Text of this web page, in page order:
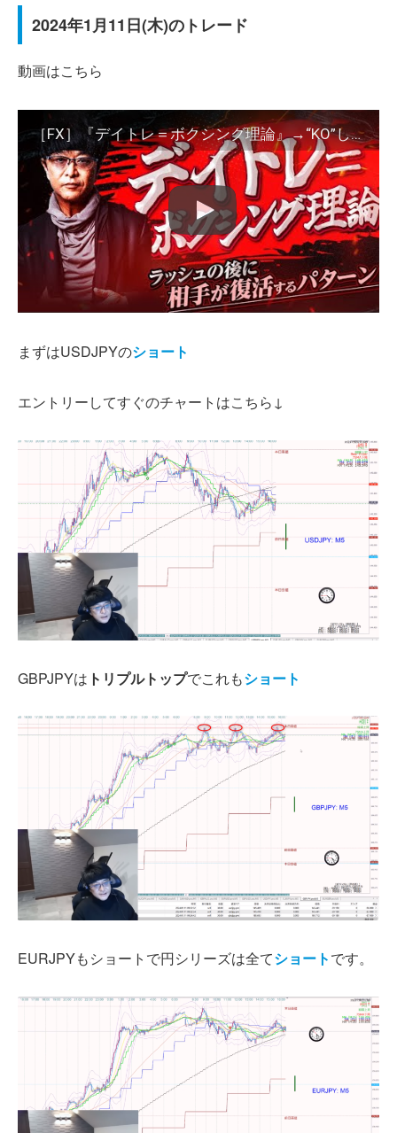
2024年1月11日(木)のトレード
動画はこちら
［FX］『デイトレ＝ボクシング理論』→“KO”しきれないと相手が復活しちゃうかもよ！というハナシ 2024年1月11日※欧州時間トレード
まずはUSDJPYのショート
エントリーしてすぐのチャートはこちら↓
GBPJPYは トリプルトップでこれもショート
EURJPYもショートで円シリーズは全てショートです。